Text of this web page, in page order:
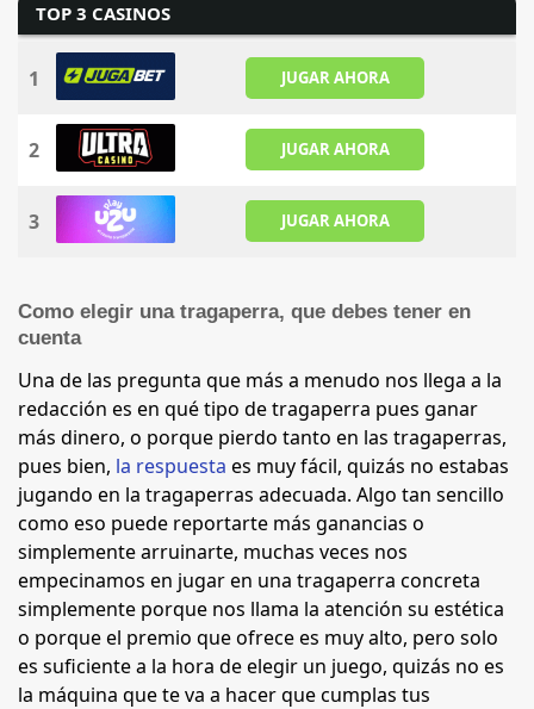
TOP 3 CASINOS
1 JUGAR AHORA
2 JUGAR AHORA
3 JUGAR AHORA
Como elegir una tragaperra, que debes tener en
cuenta
Una de las pregunta que más a menudo nos llega a la
redacción es en qué tipo de tragaperra pues ganar
más dinero, o porque pierdo tanto en las tragaperras,
pues bien, la respuesta es muy fácil, quizás no estabas
jugando en la tragaperras adecuada. Algo tan sencillo
como eso puede reportarte más ganancias o
simplemente arruinarte, muchas veces nos
empecinamos en jugar en una tragaperra concreta
simplemente porque nos llama la atención su estética
o porque el premio que ofrece es muy alto, pero solo
es suficiente a la hora de elegir un juego, quizás no es
la máquina que te va a hacer que cumplas tus